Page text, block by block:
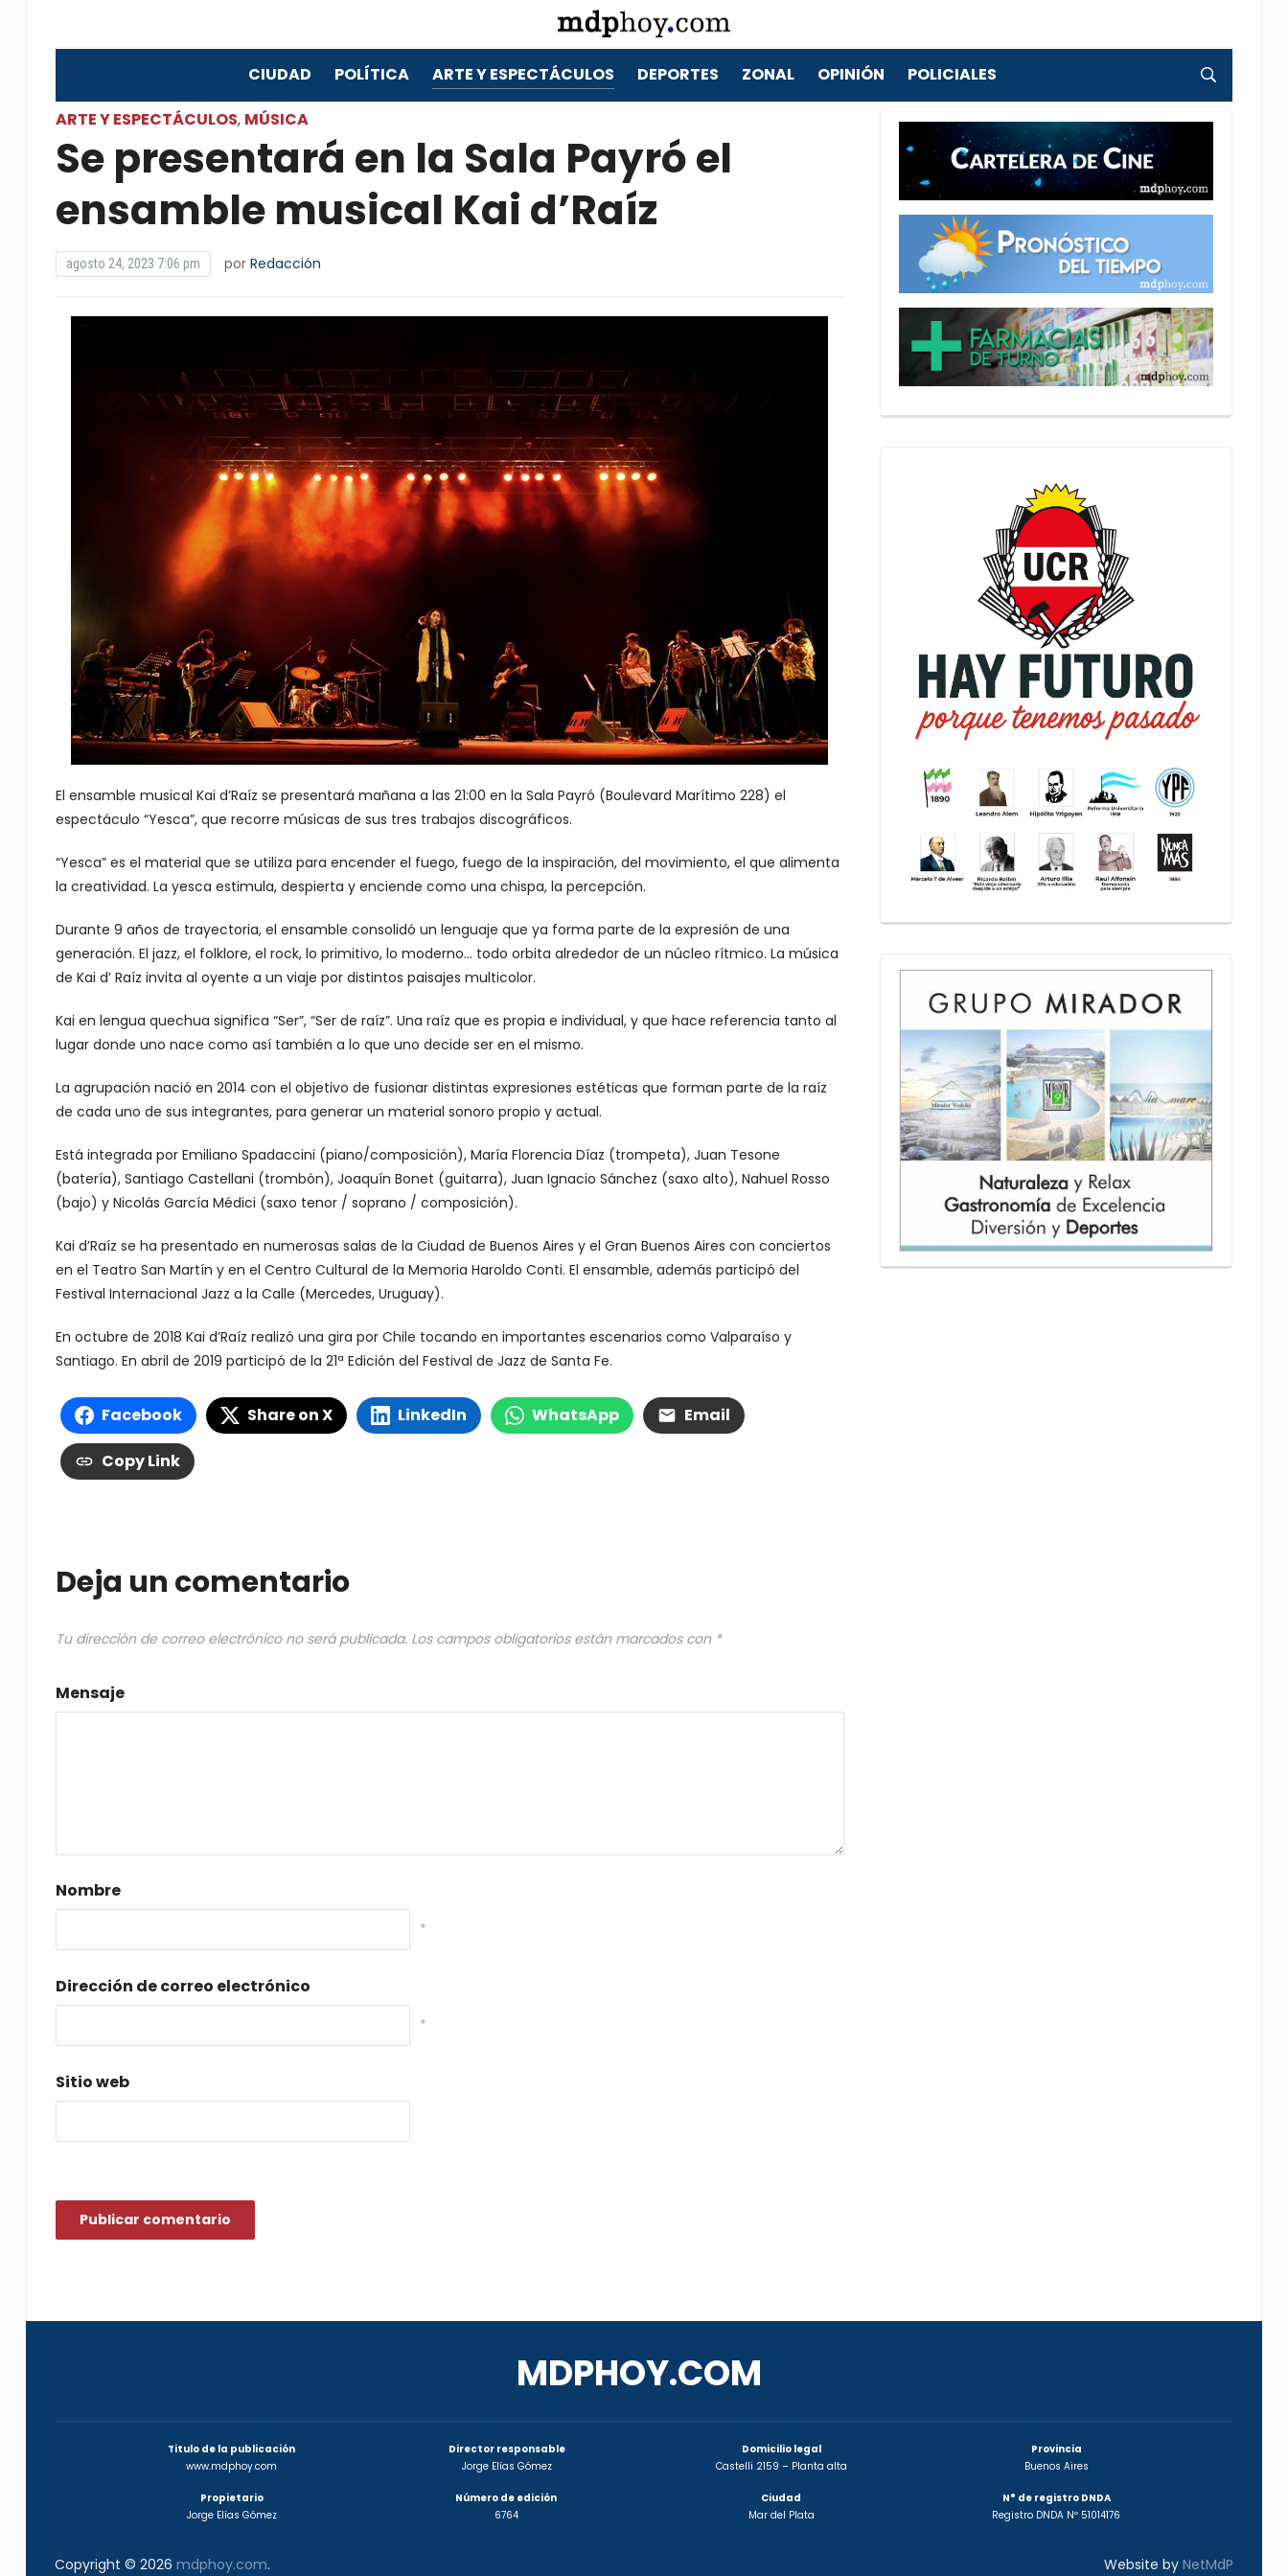
CIUDAD POLÍTICA ARTE Y ESPECTÁCULOS DEPORTES ZONAL OPINIÓN POLICIALES
ARTE Y ESPECTÁCULOS, MÚSICA
Se presentará en la Sala Payró el
ensamble musical Kai d’Raíz
agosto 24, 2023 7:06 pm por Redacción
El ensamble musical Kai d’Raíz se presentará mañana a las 21:00 en la Sala Payró (Boulevard Marítimo 228) el
espectáculo “Yesca”, que recorre músicas de sus tres trabajos discográficos.
“Yesca” es el material que se utiliza para encender el fuego, fuego de la inspiración, del movimiento, el que alimenta
la creatividad. La yesca estimula, despierta y enciende como una chispa, la percepción.
Durante 9 años de trayectoria, el ensamble consolidó un lenguaje que ya forma parte de la expresión de una
generación. El jazz, el folklore, el rock, lo primitivo, lo moderno… todo orbita alrededor de un núcleo rítmico. La música
de Kai d’ Raíz invita al oyente a un viaje por distintos paisajes multicolor.
Kai en lengua quechua significa “Ser”, “Ser de raíz”. Una raíz que es propia e individual, y que hace referencia tanto al
lugar donde uno nace como así también a lo que uno decide ser en el mismo.
La agrupación nació en 2014 con el objetivo de fusionar distintas expresiones estéticas que forman parte de la raíz
de cada uno de sus integrantes, para generar un material sonoro propio y actual.
Está integrada por Emiliano Spadaccini (piano/composición), María Florencia Díaz (trompeta), Juan Tesone
(batería), Santiago Castellani (trombón), Joaquín Bonet (guitarra), Juan Ignacio Sánchez (saxo alto), Nahuel Rosso
(bajo) y Nicolás García Médici (saxo tenor / soprano / composición).
Kai d’Raíz se ha presentado en numerosas salas de la Ciudad de Buenos Aires y el Gran Buenos Aires con conciertos
en el Teatro San Martín y en el Centro Cultural de la Memoria Haroldo Conti. El ensamble, además participó del
Festival Internacional Jazz a la Calle (Mercedes, Uruguay).
En octubre de 2018 Kai d’Raíz realizó una gira por Chile tocando en importantes escenarios como Valparaíso y
Santiago. En abril de 2019 participó de la 21ª Edición del Festival de Jazz de Santa Fe.
Facebook Share on X LinkedIn WhatsApp Email
Copy Link
Deja un comentario
Tu dirección de correo electrónico no será publicada. Los campos obligatorios están marcados con *
Mensaje
Nombre
*
Dirección de correo electrónico
*
Sitio web
MDPHOY.COM
Titulo de la publicación
www.mdphoy.com
Propietario
Jorge Elías Gómez
Director responsable
Jorge Elías Gómez
Número de edición
6764
Domicilio legal
Castelli 2159 – Planta alta
Ciudad
Mar del Plata
Provincia
Buenos Aires
N° de registro DNDA
Registro DNDA Nº 51014176
Copyright © 2026 mdphoy.com. Website byNetMdP